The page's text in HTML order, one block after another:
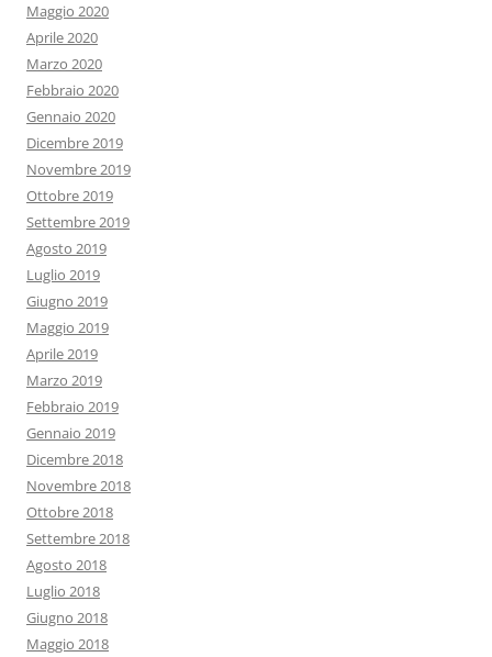
Maggio 2020
Aprile 2020
Marzo 2020
Febbraio 2020
Gennaio 2020
Dicembre 2019
Novembre 2019
Ottobre 2019
Settembre 2019
Agosto 2019
Luglio 2019
Giugno 2019
Maggio 2019
Aprile 2019
Marzo 2019
Febbraio 2019
Gennaio 2019
Dicembre 2018
Novembre 2018
Ottobre 2018
Settembre 2018
Agosto 2018
Luglio 2018
Giugno 2018
Maggio 2018